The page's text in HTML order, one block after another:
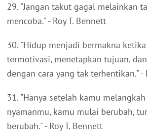
29. "Jangan takut gagal melainkan
mencoba." - Roy T. Bennett
30. "Hidup menjadi bermakna
termotivasi, menetapkan tujuan,
dengan cara yang tak terhentikan." -
31. "Hanya setelah kamu
nyamanmu, kamu mulai berubah,
berubah." - Roy T. Bennett